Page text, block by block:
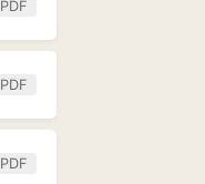
PDF
PDF
PDF